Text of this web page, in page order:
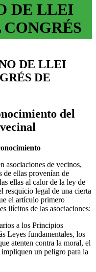
DE LLEI
DE LLEI
DE
del
asociaciones de vecinos,
de ellas provenían de
ellas al calor de la ley de
resquicio legal de una cierta
el artículo primero
ilícitos de las asociaciones:
a los Principios
Leyes fundamentales, los
atenten contra la moral, el
un peligro para la